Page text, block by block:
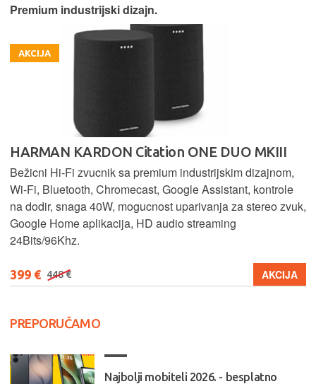
Premium industrijski dizajn.
AKCIJA
HARMAN KARDON Citation ONE DUO MKIII
Bežicni Hi-Fi zvucnik sa premium industrijskim dizajnom,
Wi-Fi, Bluetooth, Chromecast, Google Assistant, kontrole
na dodir, snaga 40W, mogucnost uparivanja za stereo zvuk,
Google Home aplikacija, HD audio streaming
24Bits/96Khz.
399 € 448 € AKCIJA
PREPORUČAMO
Najbolji mobiteli 2026. - besplatno